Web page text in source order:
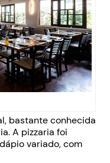
bastante conhecida
A pizzaria foi
variado, com